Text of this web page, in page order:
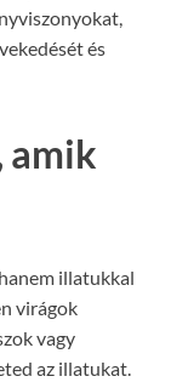
és
amik
illatukkal
virágok
vagy
az illatukat.